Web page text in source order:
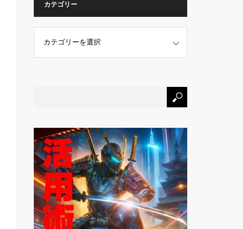
カテゴリー